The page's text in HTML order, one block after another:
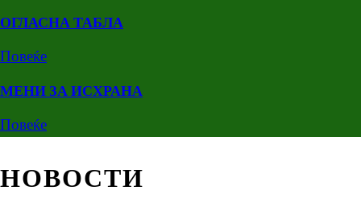
ОГЛАСНА ТАБЛА
Повеќе
МЕНИ ЗА ИСХРАНА
Повеќе
НОВОСТИ